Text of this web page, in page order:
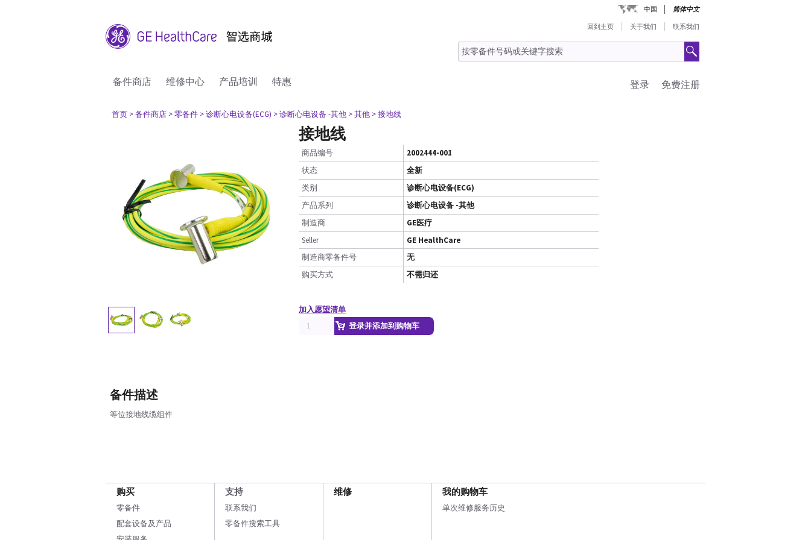
中国 简体中文
回到主页 关于我们 联系我们
备件商店 维修中心 产品培训 特惠 免费注册
登录
首页 > 备件商店 > 零备件 > 诊断心电设备(ECG) > 诊断心电设备 -其他 > 其他 > 接地线
接地线
商品编号
2002444-001
状态
全新
类别
诊断心电设备(ECG)
产品系列
诊断心电设备 -其他
制造商
GE医疗
Seller
GE HealthCare
制造商零备件号
无
购买方式
不需归还
加入愿望清单
登录并添加到购物车
备件描述
等位接地线缆组件
购买
零备件
配套设备及产品
支持
联系我们
零备件搜索工具
维修 我的购物车
单次维修服务历史